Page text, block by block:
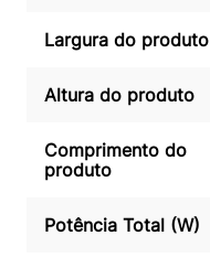
Largura do produto
Altura do produto
Comprimento do
produto
Potência Total (W)